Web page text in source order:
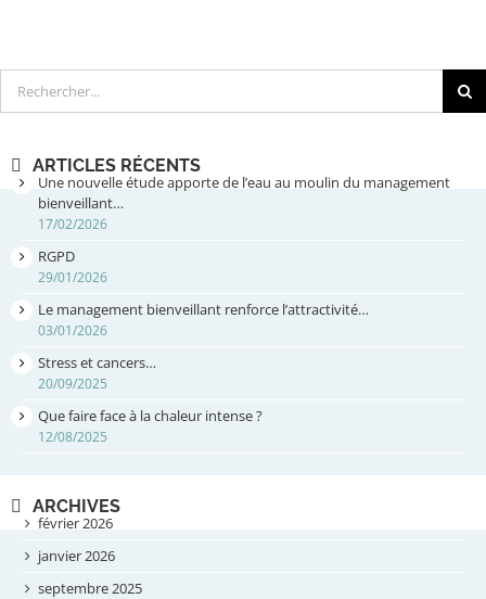
Rechercher
ARTICLES RÉCENTS
Une nouvelle étude apporte de l’eau au moulin du management
bienveillant…
17/02/2026
RGPD
29/01/2026
Le management bienveillant renforce l’attractivité…
03/01/2026
Stress et cancers…
20/09/2025
Que faire face à la chaleur intense ?
12/08/2025
ARCHIVES
février 2026
janvier 2026
septembre 2025